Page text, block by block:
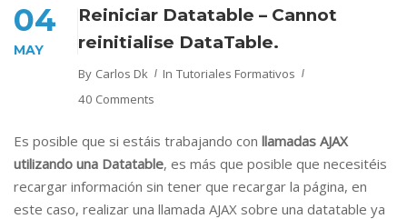
04
MAY
Reiniciar Datatable – Cannot
reinitialise DataTable.
By Carlos Dk In Tutoriales Formativos
40 Comments
Es posible que si estáis trabajando con llamadas AJAX
utilizando una Datatable, es más que posible que necesitéis
recargar información sin tener que recargar la página, en
este caso, realizar una llamada AJAX sobre una datatable ya